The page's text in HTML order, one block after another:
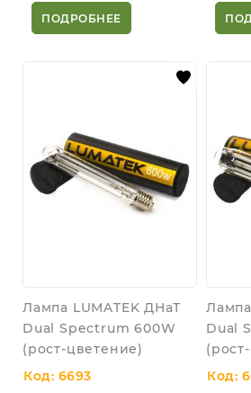
ПОДРОБНЕЕ
Лампа LUMATEK ДНаТ
Dual Spectrum 600W
(рост-цветение)
Код: 6693
Dual
Код: